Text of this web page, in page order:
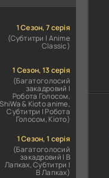
1 Сезон, 7 серія
(Субтитри | Anime
Classic)
1 Сезон, 13 серія
(Багатоголосий
закадровий |
Робота Голосом,
ShiWa & Kioto anime,
Субтитри | Робота
Голосом, Кіото)
1 Сезон, 1 серія
(Багатоголосий
закадровий | В
Лапках, Субтитри |
В Лапках)